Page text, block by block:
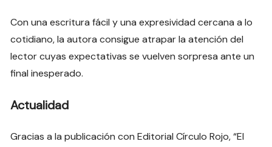
Con una escritura fácil y una expresividad cercana a lo
cotidiano, la autora consigue atrapar la atención del
lector cuyas expectativas se vuelven sorpresa ante un
final inesperado.
Actualidad
Gracias a la publicación con Editorial Círculo Rojo, “El